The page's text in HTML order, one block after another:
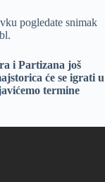
pogledate snimak
i Partizana još
će se igrati u
termine